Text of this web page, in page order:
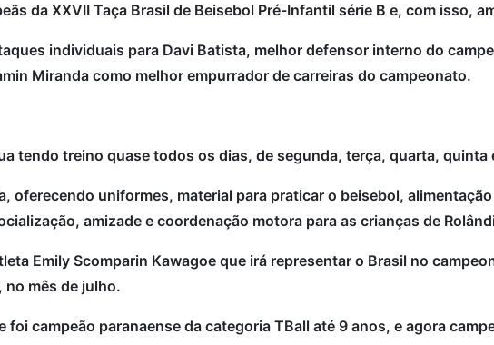
da XXVII Taça Brasil de Beisebol Pré-Infantil série B e, com isso,
individuais para Davi Batista, melhor defensor interno do
Miranda como melhor empurrador de carreiras do campeonato.
tendo treino quase todos os dias, de segunda, terça, quarta, quinta
oferecendo uniformes, material para praticar o beisebol,
amizade e coordenação motora para as crianças de
Emily Scomparin Kawagoe que irá representar o Brasil no
no mês de julho.
foi campeão paranaense da categoria TBall até 9 anos, e agora